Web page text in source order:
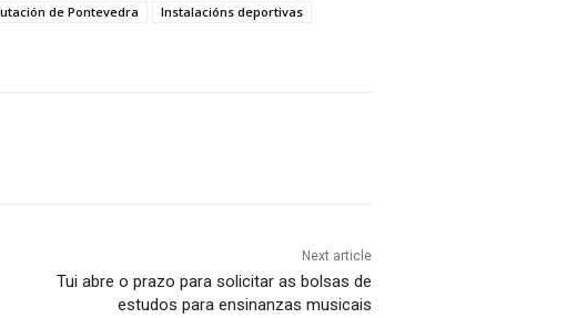
de Pontevedra
Instalacións deportivas
Next article
Tui abre o prazo para solicitar as bolsas de
estudos para ensinanzas musicais